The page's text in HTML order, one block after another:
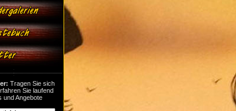
Tragen Sie sich
Sie laufend
und Angebote